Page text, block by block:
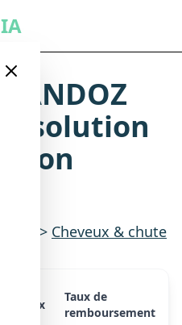
IA
solution
> Cheveux & chute
Prix
Taux de
remboursement